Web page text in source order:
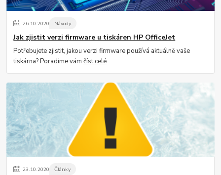
26.10.2020 Návody
Jak zjistit verzi firmware u tiskáren HP OfficeJet
Potřebujete zjistit, jakou verzi firmware používá aktuálně vaše
tiskárna? Poradíme vámčíst celé
23.10.2020 Články